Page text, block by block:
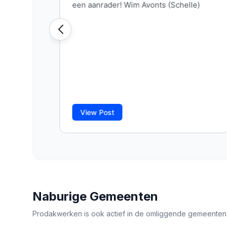
Naburige Gemeenten
Prodakwerken is ook actief in de omliggende